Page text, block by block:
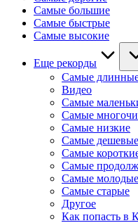
Самые большие
Самые быстрые
Самые высокие
Еще рекорды
Самые
Видео
Самые
Самые
Самые низкие
Самые дешевые
Самые
Самые
Самые молодые
Самые старые
Другое
Как попасть в